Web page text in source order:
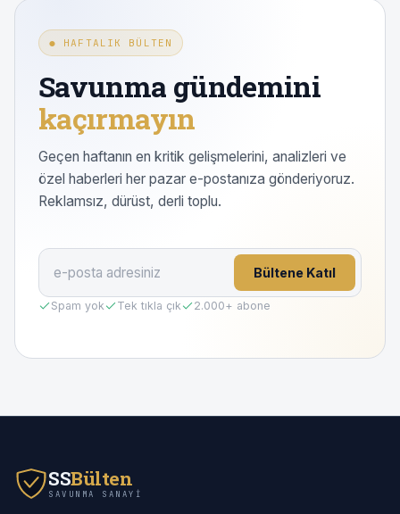
● HAFTALIK BÜLTEN
Savunma gündemini
kaçırmayın
Geçen haftanın en kritik gelişmelerini, analizleri ve
özel haberleri her pazar e-postanıza gönderiyoruz.
Reklamsız, dürüst, derli toplu.
Bültene Katıl
Spam yok Tek tıkla çık 2.000+ abone
SSBülten
SAVUNMA SANAYI